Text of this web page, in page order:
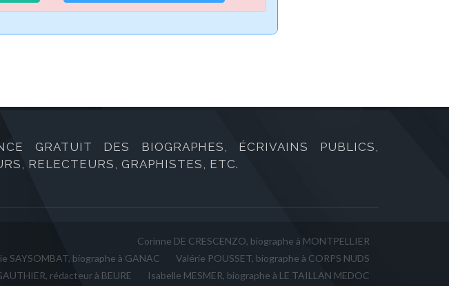
GRATUIT DES BIOGRAPHES, ÉCRIVAINS PUBLICS,
RELECTEURS, GRAPHISTES, ETC.
Corinne DE CRESCENZO, biographe à MONTPELLIER
SAYSOMBAT, biographe à GANAC
Valérie POUSSET, biographe à CORPS NUDS
rédacteur à BEURE
Isabelle MESMER, biographe à LE TAILLAN MEDOC